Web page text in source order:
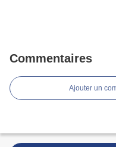
Commentaires
Ajouter un